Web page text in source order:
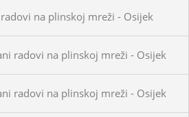
na plinskoj mreži - Osijek
radovi na plinskoj mreži - Osijek
radovi na plinskoj mreži - Osijek